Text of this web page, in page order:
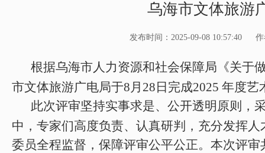
乌海市文体旅游
发布时间：2025-09-08 10:57:40
根据乌海市人力资源和社会保障局《关于
市文体旅游广电局于8月28日完成2025 年度
此次评审坚持实事求是、公开透明原则，
中，专家们高度负责、认真研判，充分发挥
委员全程监督，保障评审公平公正。本次评